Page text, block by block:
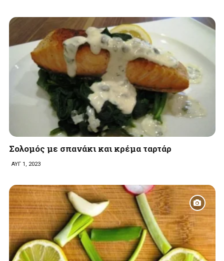
Σολομός με σπανάκι και κρέμα ταρτάρ
ΑΥΓ 1, 2023